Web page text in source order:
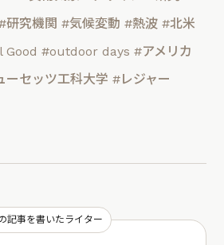
研究機関 #気候変動 #熱波 #北米
Good #outdoor days #アメリカ
ーセッツ工科大学 #レジャー
記事を書いたライター